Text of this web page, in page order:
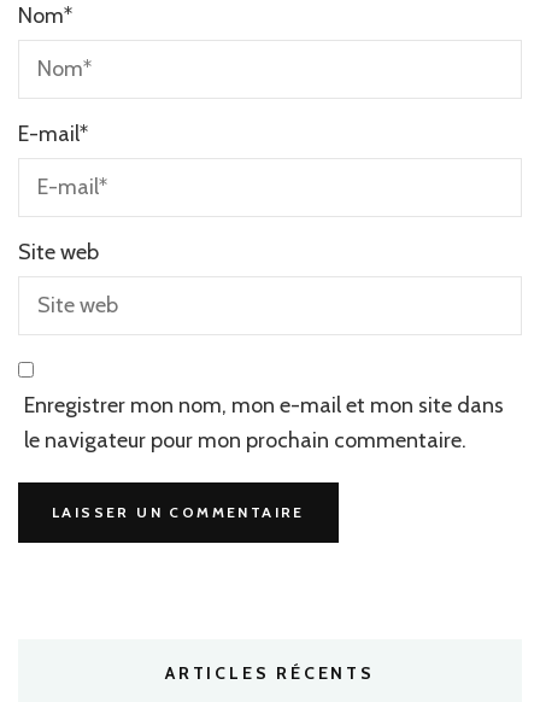
Nom*
E-mail*
Site web
Enregistrer mon nom, mon e-mail et mon site dans
le navigateur pour mon prochain commentaire.
ARTICLES RÉCENTS